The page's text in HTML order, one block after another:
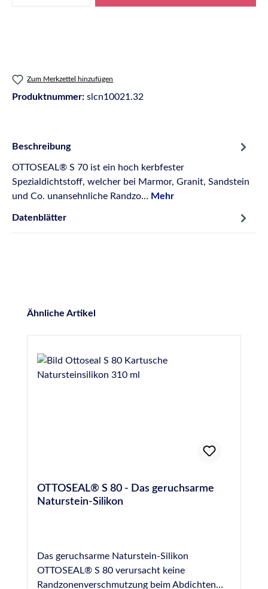
Zum Merkzettel hinzufügen
Produktnummer: slcn10021.32
Beschreibung
OTTOSEAL® S 70 ist ein hoch kerbfester
Spezialdichtstoff, welcher bei Marmor, Granit, Sandstein
und Co. unansehnliche Randzo… Mehr
Datenblätter
Produktgalerie überspringen
Ähnliche Artikel
OTTOSEAL® S 80 - Das geruchsarme
Naturstein-Silikon
Das geruchsarme Naturstein-Silikon
OTTOSEAL® S 80 verursacht keine
Randzonenverschmutzung beim Abdichten